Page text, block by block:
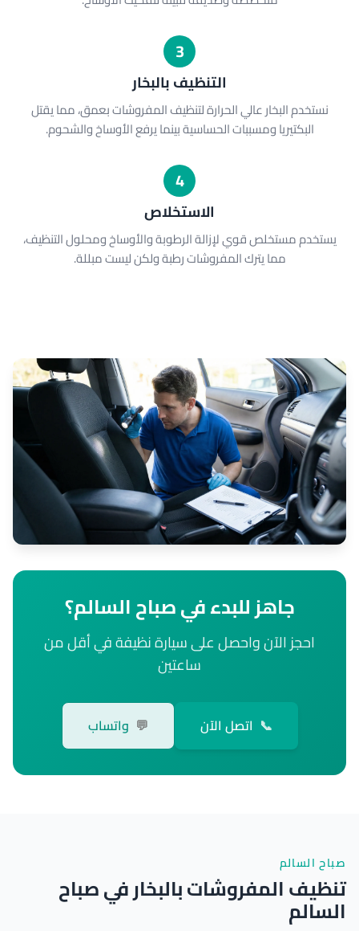
3
التنظيف بالبخار
نستخدم البخار عالي الحرارة لتنظيف المفروشات بعمق، مما يقتل
البكتيريا ومسببات الحساسية بينما يرفع الأوساخ والشحوم.
4
الاستخلاص
يستخدم مستخلص قوي لإزالة الرطوبة والأوساخ ومحلول التنظيف،
مما يترك المفروشات رطبة ولكن ليست مبللة.
جاهز للبدء في صباح السالم؟
احجز الآن واحصل على سيارة نظيفة في أقل من
ساعتين
📞 اتصل الآن 💬 واتساب
صباح السالم
تنظيف المفروشات بالبخار في صباح
السالم